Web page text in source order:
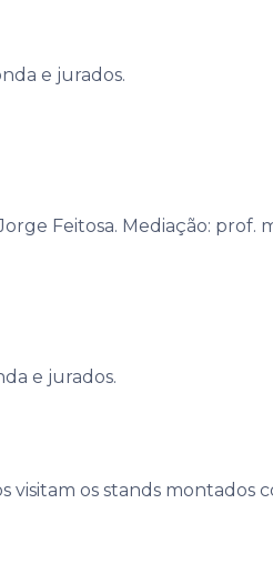
e jurados.
Feitosa. Mediação: prof.
e jurados.
visitam os stands